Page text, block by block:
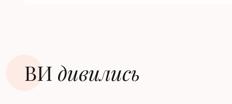
ВИ дивилиcь